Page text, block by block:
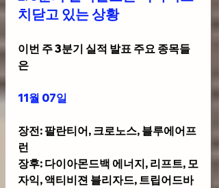
치닫고 있는 상황
이번 주 3분기 실적 발표 주요 종목들
은
11월 07일
장전: 팔란티어, 크로노스, 블루에어프
런
장후: 다이아몬드백 에너지, 리프트, 모
자익, 액티비젼 블리자드, 트립어드바